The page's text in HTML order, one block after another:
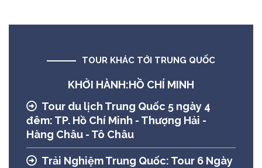
TOUR KHÁC TỚI TRUNG QUỐC
KHỞI HÀNH:HỒ CHÍ MINH
Tour du lịch Trung Quốc 5 ngày 4
đêm: TP. Hồ Chí Minh - Thượng Hải -
Hàng Châu - Tô Châu
Trải Nghiệm Trung Quốc: Tour 6 Ngày